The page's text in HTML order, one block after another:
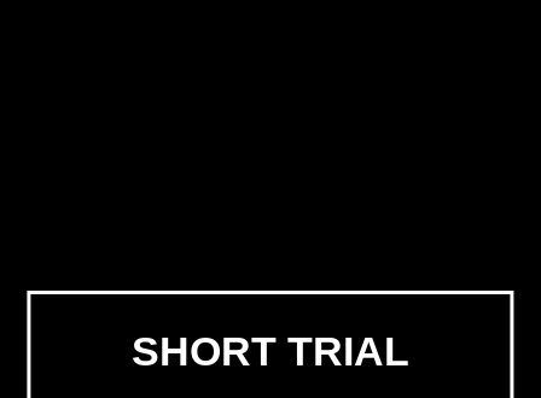
SHORT TRIAL